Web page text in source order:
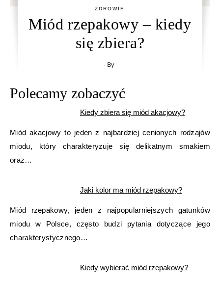
ZDROWIE
Miód rzepakowy – kiedy
się zbiera?
- By
Polecamy zobaczyć
Kiedy zbiera się miód akacjowy?
Miód akacjowy to jeden z najbardziej cenionych rodzajów
miodu, który charakteryzuje się delikatnym smakiem
oraz…
Jaki kolor ma miód rzepakowy?
Miód rzepakowy, jeden z najpopularniejszych gatunków
miodu w Polsce, często budzi pytania dotyczące jego
charakterystycznego…
Kiedy wybierać miód rzepakowy?